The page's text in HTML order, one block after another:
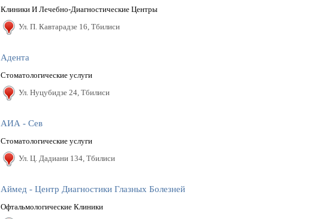
Клиники И Лечебно-Диагностические Центры
Ул. П. Кавтарадзе 16, Тбилиси
Адента
Стоматологические услуги
Ул. Hуцубидзе 24, Тбилиси
АИА - Сев
Стоматологические услуги
Ул. Ц. Дадиани 134, Тбилиси
Аймед - Центр Диагностики Глазных Болезней
Офтальмологические Клиники